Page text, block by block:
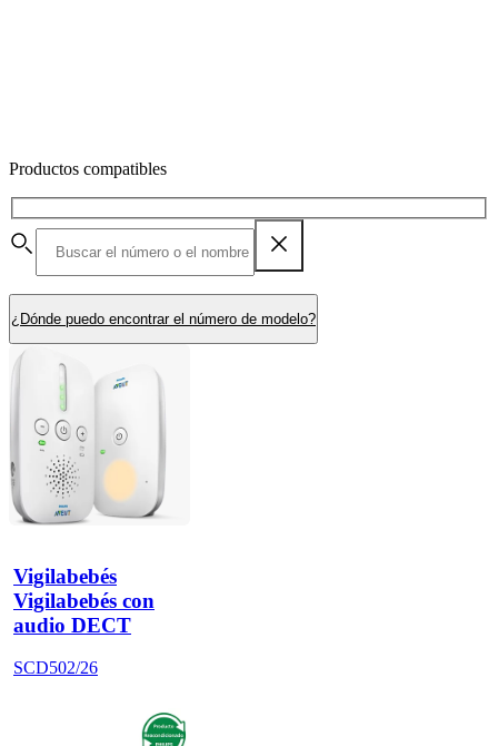
Productos compatibles
¿Dónde puedo encontrar el número de modelo?
Vigilabebés
Vigilabebés con
audio DECT
SCD502/26